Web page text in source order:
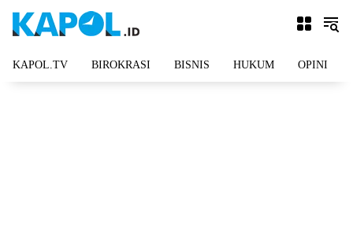
KAPOL.TV BIROKRASI BISNIS HUKUM OPINI